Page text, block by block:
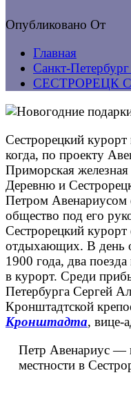
Опубликовано От
Главная
Санкт-
СЕСТРОРЕЦК
Сестрорецкий курорт
когда, по проекту
Приморская
Деревню и
Петром Авенариусом
общество под его
Сестрорецкий курорт
отдыхающих. В день
1900 года, два
в курорт. Среди
Петербурга Сергей
Кронштадтской
Кронштадта, вице-
Петр Авенариус —
местности в